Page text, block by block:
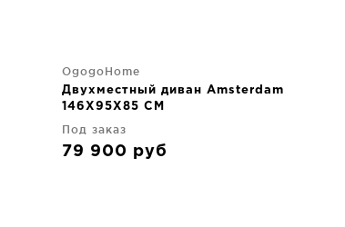
OgogoHome
Двухместный диван Amsterdam
146X95X85 CM
Под заказ
79 900 руб